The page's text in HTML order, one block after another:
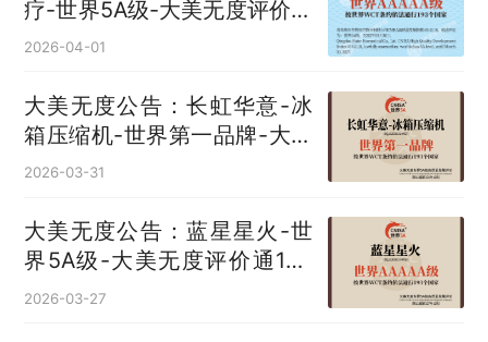
疗-世界5A级-大美无度评价通
193国
2026-04-01
大美无度公告：长虹华意-冰
箱压缩机‌-世界第一品牌-大美
无度评价通193国
2026-03-31
大美无度公告：蓝星星火-世
界5A级-大美无度评价通193
国
2026-03-27